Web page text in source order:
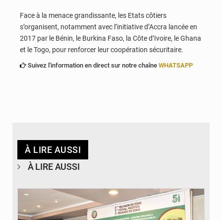
Face à la menace grandissante, les Etats côtiers
s’organisent, notamment avec l’initiative d’Accra lancée en
2017 par le Bénin, le Burkina Faso, la Côte d’Ivoire, le Ghana
et le Togo, pour renforcer leur coopération sécuritaire.
Suivez l'information en direct sur notre chaîne WHATSAPP
À LIRE AUSSI
À LIRE AUSSI